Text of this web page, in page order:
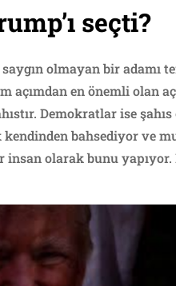
seçti?
olmayan bir adamı
en önemli olan
Demokratlar ise
bahsediyor ve
olarak bunu